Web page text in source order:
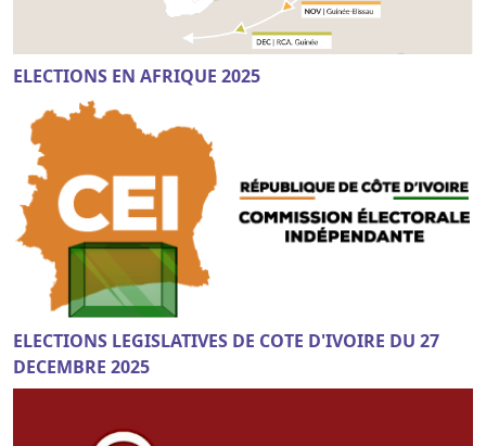
ELECTIONS EN AFRIQUE 2025
ELECTIONS LEGISLATIVES DE COTE D'IVOIRE DU 27
DECEMBRE 2025